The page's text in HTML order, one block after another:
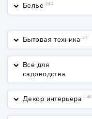
keyboard_arrow_down Белье 542
keyboard_arrow_down Бытовая техника 57
keyboard_arrow_down Все для
садоводства
keyboard_arrow_down Декор интерьера 146